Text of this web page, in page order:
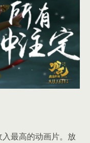
最高的动画片。放